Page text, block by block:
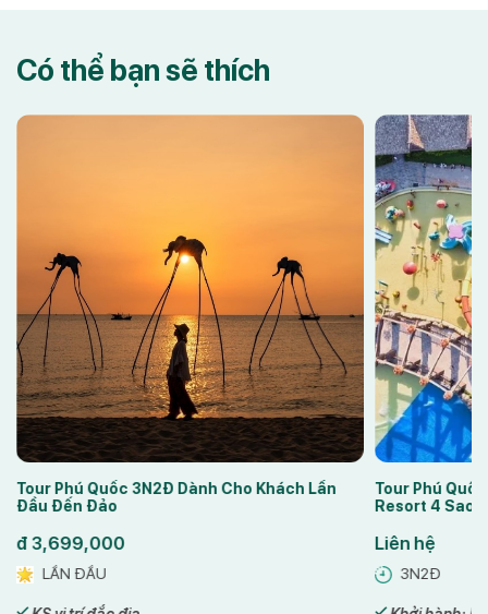
Có thể bạn sẽ thích
Tour Phú Quốc 3N2Đ Dành Cho Khách Lần
Đầu Đến Đảo
đ 3,699,000
LẦN ĐẦU
Tour Phú
Resort 4 Sao
Liên hệ
3N2Đ